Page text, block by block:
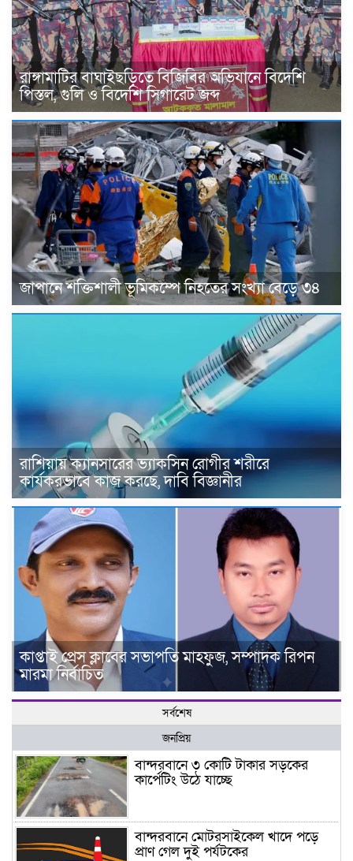
রাঙ্গামাটির বাঘাইছড়িতে বিজিবির অভিযানে বিদেশি
পিস্তল, গুলি ও বিদেশি সিগারেট জব্দ
জাপানে শক্তিশালী ভূমিকম্পে নিহতের সংখ্যা বেড়ে ৩৪
রাশিয়ায় ক্যানসারের ভ্যাকসিন রোগীর শরীরে
কার্যকরভাবে কাজ করছে, দাবি বিজ্ঞানীর
কাপ্তাই প্রেস ক্লাবের সভাপতি মাহফুজ, সম্পাদক রিপন
মারমা নির্বাচিত
সর্বশেষ
জনপ্রিয়
বান্দরবানে ৩ কোটি টাকার সড়কের
কার্পেটিং উঠে যাচ্ছে
বান্দরবানে মোটরসাইকেল খাদে পড়ে
প্রাণ গেল দুই পর্যটকের